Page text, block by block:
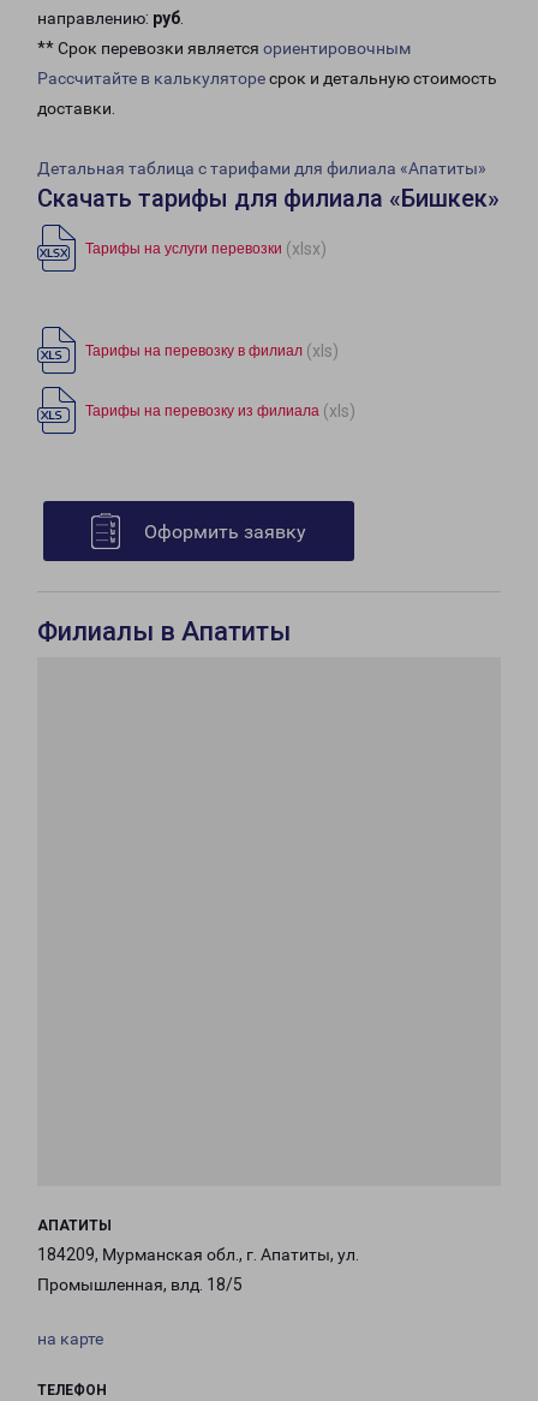
направлению: руб.
** Срок перевозки является ориентировочным
Рассчитайте в калькуляторесрок и детальную стоимость
доставки.
Детальная таблица с тарифами для филиала «Апатиты»
Скачать тарифы для филиала «Бишкек»
Тарифы на услуги перевозки (xlsx)
Тарифы на перевозку в филиал (xls)
Тарифы на перевозку из филиала (xls)
Оформить заявку
Филиалы в Апатиты
АПАТИТЫ
184209, Мурманская обл., г. Апатиты, ул.
Промышленная, влд. 18/5
на карте
ТЕЛЕФОН